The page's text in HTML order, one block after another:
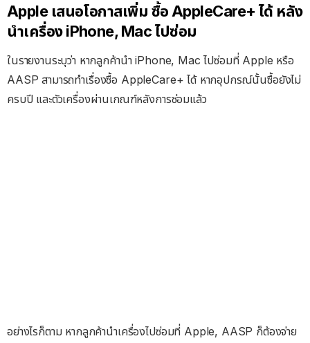
Apple เสนอโอกาสเพิ่ม ซื้อ AppleCare+ ได้ หลัง
นำเครื่อง iPhone, Mac ไปซ่อม
ในรายงานระบุว่า หากลูกค้านำ iPhone, Mac ไปซ่อมที่ Apple หรือ
AASP สามารถทำเรื่องซื้อ AppleCare+ ได้ หากอุปกรณ์นั้นซื้อยังไม่
ครบปี และตัวเครื่องผ่านเกณฑ์หลังการซ่อมแล้ว
อย่างไรก็ตาม หากลูกค้านำเครื่องไปซ่อมที่ Apple, AASP ก็ต้องจ่าย